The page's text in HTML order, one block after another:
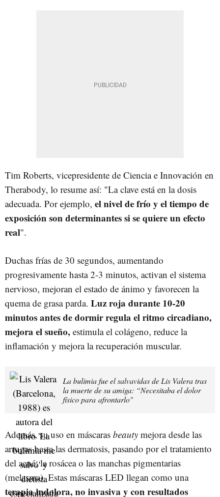
Tim Roberts, vicepresidente de Ciencia e Innovación en
Therabody, lo resume así: "La clave está en la dosis
adecuada. Por ejemplo, el nivel de frío y el tiempo de
exposición son determinantes si se quiere un efecto
real".
Duchas frías de 30 segundos, aumentando
progresivamente hasta 2-3 minutos, activan el sistema
nervioso, mejoran el estado de ánimo y favorecen la
quema de grasa parda. Luz roja durante 10-20
minutos antes de dormir regula el ritmo circadiano,
mejora el sueño, estimula el colágeno, reduce la
inflamación y mejora la recuperación muscular.
La bulimia fue el salvavidas de Lis Valera tras
la muerte de su amiga: “Necesitaba el dolor
físico para afrontarlo"
Además, su uso en máscaras beauty mejora desde las
arrugas hasta las dermatosis, pasando por el tratamiento
del acné, la rosácea o las manchas pigmentarias
(melasma). Estas máscaras LED llegan como una
terapia indolora, no invasiva y con resultados